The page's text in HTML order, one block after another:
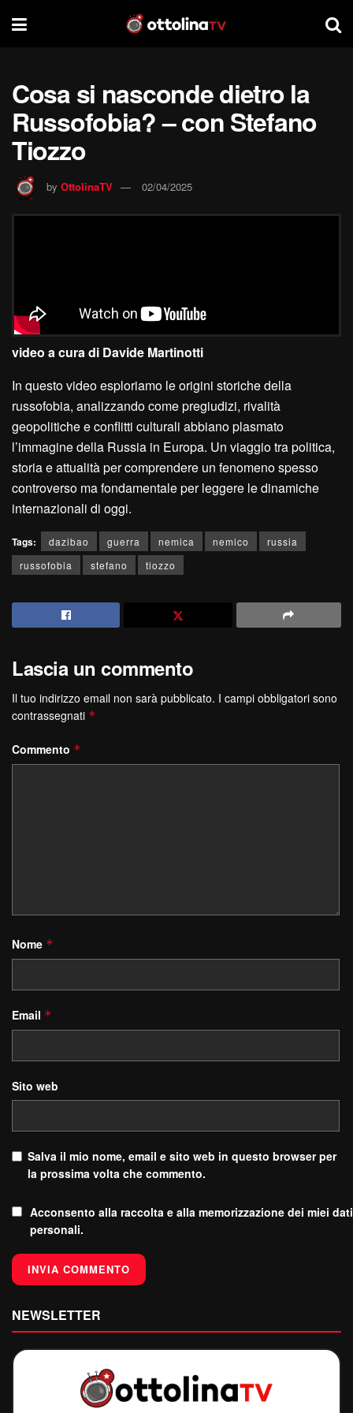
Cosa si nasconde dietro la
Russofobia? – con ‪Stefano
Tiozzo‬
by OttolinaTV 02/04/2025
video a cura di Davide Martinotti
In questo video esploriamo le origini storiche della
russofobia, analizzando come pregiudizi, rivalità
geopolitiche e conflitti culturali abbiano plasmato
l’immagine della Russia in Europa. Un viaggio tra politica,
storia e attualità per comprendere un fenomeno spesso
controverso ma fondamentale per leggere le dinamiche
internazionali di oggi.
Tags: dazibao guerra nemica nemico
russia
russofobia
stefano tiozzo
Lascia un commento
Il tuo indirizzo email non sarà pubblicato. I campi obbligatori sono
contrassegnati *
Commento *
Nome *
Email *
Sito web
Salva il mio nome, email e sito web in questo browser per
la prossima volta che commento.
Acconsento alla raccolta e alla memorizzazione dei miei dati
personali.
NEWSLETTER